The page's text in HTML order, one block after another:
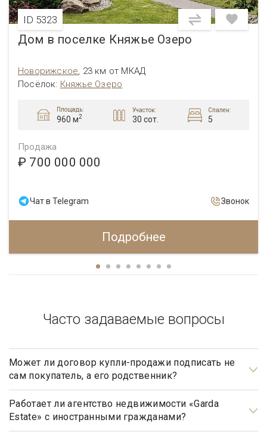
ID 5323
Дом в поселке Княжье Озеро
Новорижское, 23 км от МКАД
Посёлок: Княжье Озеро
Площадь:
960 м2
Участок:
30 сот.
Спален:
5
Продажа
₽ 700 000 000
Чат в Telegram Звонок
Подробнее
Часто задаваемые вопросы
Может ли договор купли-продажи подписать не
сам покупатель, а его родственник?
Может, но для этого необходимо иметь действующую
нотариально заверенную доверенность.
Работает ли агентство недвижимости «Garda
Estate» с иностранными гражданами?